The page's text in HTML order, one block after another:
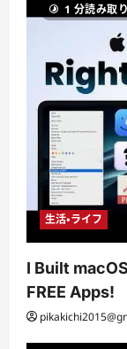
1 分読み取り
生活・ライフ
I Built
FREE Apps!